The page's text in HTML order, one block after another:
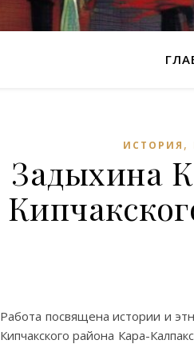
ИСТОРИЯ ,
Задыхина
Работа посвящена истории и
Кипчакского района Кара-